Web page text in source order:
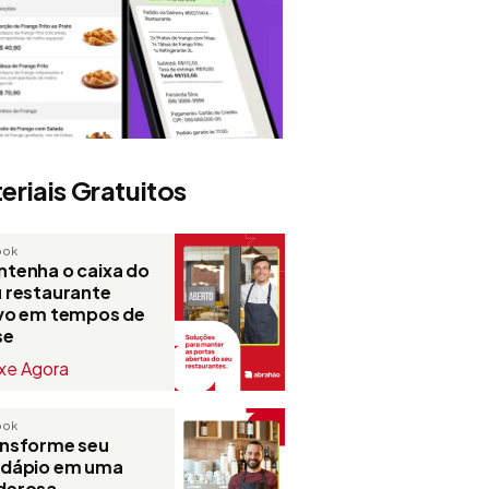
Gratuitos
o caixa do
restaurante
em tempos de
Agora
seu
em uma